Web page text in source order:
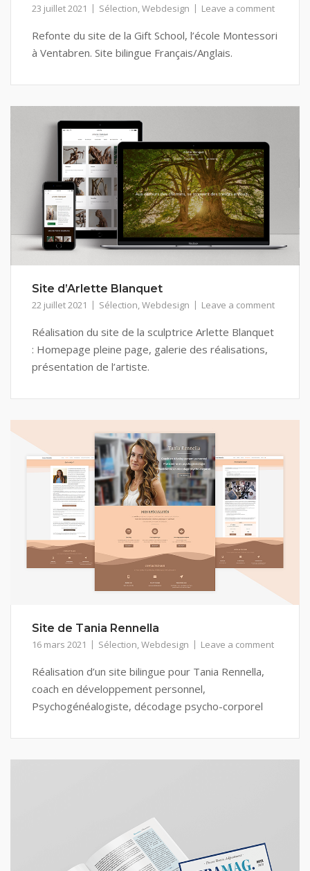
23 juillet 2021 Sélection,Webdesign Leave a comment
Refonte du site de la Gift School, l’école Montessori
à Ventabren. Site bilingue Français/Anglais.
Site d’Arlette Blanquet
22 juillet 2021 Sélection,Webdesign Leave a comment
Réalisation du site de la sculptrice Arlette Blanquet
: Homepage pleine page, galerie des réalisations,
présentation de l’artiste.
Site de Tania Rennella
16 mars 2021 Sélection,Webdesign Leave a comment
Réalisation d’un site bilingue pour Tania Rennella,
coach en développement personnel,
Psychogénéalogiste, décodage psycho-corporel